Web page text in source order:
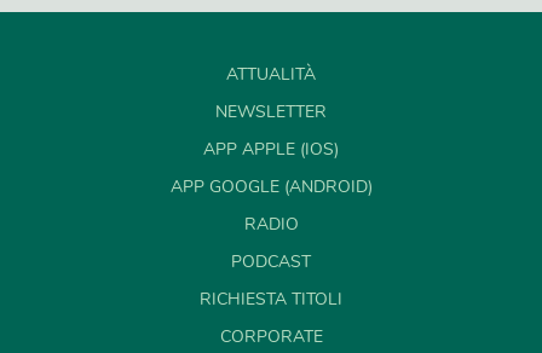
ATTUALITÀ
NEWSLETTER
APP APPLE (IOS)
APP GOOGLE (ANDROID)
RADIO
PODCAST
RICHIESTA TITOLI
CORPORATE